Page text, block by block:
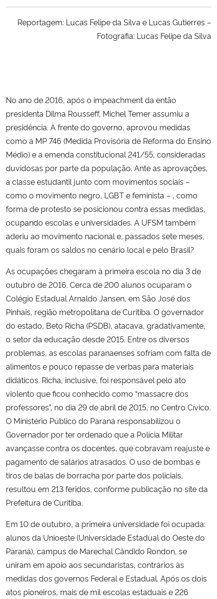
Ministério da Cidadania
Ministério do Meio Ambiente
Ministério do Turismo
Controladoria-Geral da União
Ministério da Mulher, da Família e dos Direitos Humanos
Secretaria-Geral
Advocacia-Geral da União
Banco Central do Brasil
Planalto
Reportagem: Lucas Felipe da Silva e Lucas Gutierres –
Fotografia: Lucas Felipe da Silva
No ano de 2016, após o impeachment da então
presidenta Dilma Rousseff, Michel Temer assumiu a
presidência. À frente do governo, aprovou medidas
como a MP 746 (Medida Provisória de Reforma do Ensino
Médio) e a emenda constitucional 241/55, consideradas
duvidosas por parte da população. Ante as aprovações,
a classe estudantil junto com movimentos sociais –
como o movimento negro, LGBT e feminista – , como
forma de protesto se posicionou contra essas medidas,
ocupando escolas e universidades. A UFSM também
aderiu ao movimento nacional e, passados sete meses,
quais foram os saldos no cenário local e pelo Brasil?
As ocupações chegaram à primeira escola no dia 3 de
outubro de 2016. Cerca de 200 alunos ocuparam o
Colégio Estadual Arnaldo Jansen, em São José dos
Pinhais, região metropolitana de Curitiba. O governador
do estado, Beto Richa (PSDB), atacava, gradativamente,
o setor da educação desde 2015. Entre os diversos
problemas, as escolas paranaenses sofriam com falta de
alimentos e pouco repasse de verbas para materiais
didáticos. Richa, inclusive, foi responsável pelo ato
violento que ficou conhecido como “massacre dos
professores”, no dia 29 de abril de 2015, no Centro Cívico.
O Ministério Público do Paraná responsabilizou o
Governador por ter ordenado que a Polícia Militar
avançasse contra os docentes, que cobravam reajuste e
pagamento de salários atrasados. O uso de bombas e
tiros de balas de borracha por parte dos policiais,
resultou em 213 feridos, conforme publicação no site da
Prefeitura de Curitiba.
Em 10 de outubro, a primeira universidade foi ocupada:
alunos da Unioeste (Universidade Estadual do Oeste do
Paraná), campus de Marechal Cândido Rondon, se
uniram em apoio aos secundaristas, contrários às
medidas dos governos Federal e Estadual. Após os dois
atos pioneiros, mais de mil escolas estaduais e 226